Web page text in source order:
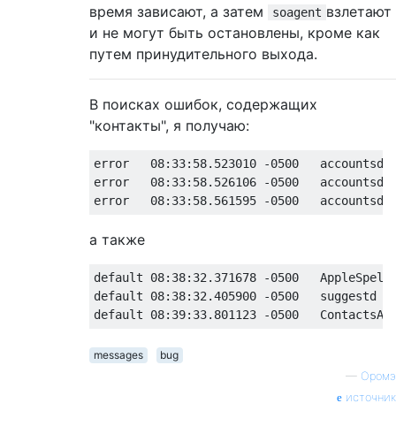
время зависают, а затем
soagent взлетают
и не могут быть остановлены, кроме как
путем принудительного выхода.
В поисках ошибок, содержащих
"контакты", я получаю:
error   08:33:58.523010 -0500
error   08:33:58.526106 -0500
а также
default 08:38:32.371678 -0500
default 08:38:32.405900 -0500   suggestd
messages
bug
— Оромэ
источник